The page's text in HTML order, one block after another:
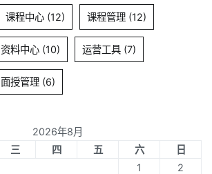
课程中心 (12) 课程管理 (12)
资料中心 (10) 运营工具 (7)
面授管理 (6)
2026年8月
三 四 五 六
日
1
2